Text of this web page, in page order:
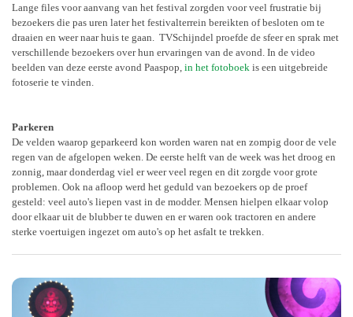
Lange files voor aanvang van het festival zorgden voor veel frustratie bij
bezoekers die pas uren later het festivalterrein bereikten of besloten om te
draaien en weer naar huis te gaan.
TVSchijndel proefde de sfeer en sprak met
verschillende bezoekers over hun ervaringen van de avond. In de video
beelden van deze eerste avond Paaspop, in het fotoboek is een uitgebreide
fotoserie te vinden.
Parkeren
De velden waarop geparkeerd kon worden waren nat en zompig door de vele
regen van de afgelopen weken. De eerste helft van de week was het droog en
zonnig, maar donderdag viel er weer veel regen en dit zorgde voor grote
problemen. Ook na afloop werd het geduld van bezoekers op de proef
gesteld: veel auto's liepen vast in de modder. Mensen hielpen elkaar volop
door elkaar uit de blubber te duwen en er waren ook tractoren en andere
sterke voertuigen ingezet om auto's op het asfalt te trekken.